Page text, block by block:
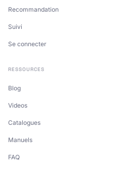
Recommandation
Suivi
Se connecter
RESSOURCES
Blog
Videos
Catalogues
Manuels
FAQ